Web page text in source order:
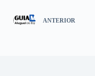
ANTERIOR